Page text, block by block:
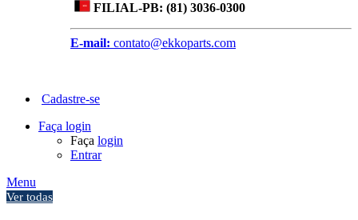
FILIAL-PB: (81) 3036-0300
E-mail: contato@ekkoparts.com
Cadastre-se
Faça login
Faça login
Entrar
Menu
Ver todas